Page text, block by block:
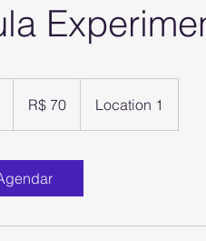
brasileiros
R$ 70 Location 1